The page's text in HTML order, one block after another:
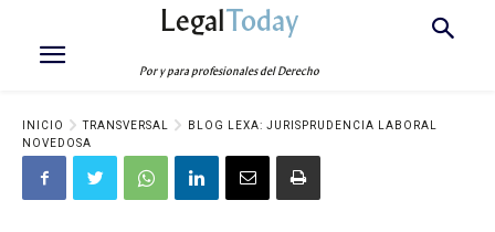
LegalToday
Por y para profesionales del Derecho
INICIO TRANSVERSAL
BLOG LEXA: JURISPRUDENCIA LABORAL
NOVEDOSA